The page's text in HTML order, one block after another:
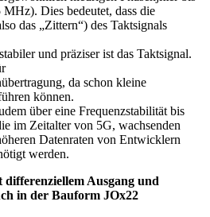
Dies bedeutet, dass die
das „Zittern“) des Taktsignals
und präziser ist das Taktsignal.
da schon kleine
können.
über eine Frequenzstabilität bis
im Zeitalter von 5G, wachsenden
Datenraten von Entwicklern
werden.
Ausgang und
in der Bauform JOx22